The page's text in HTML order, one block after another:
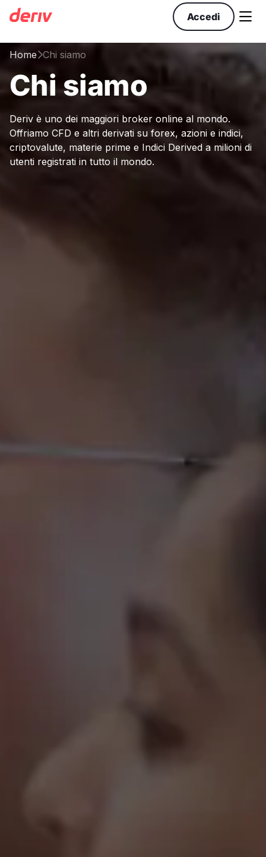
Accedi 
HomeChi siamo
Chi siamo
Deriv è uno dei maggiori broker online al mondo.
Offriamo CFD e altri derivati su forex, azioni e indici,
criptovalute, materie prime e Indici Derived a milioni di
utenti registrati in tutto il mondo.